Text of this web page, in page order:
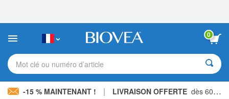
:
site
comprend
un
d'accessibilité.
0
Mot clé ou numéro d’article
-15 % MAINTENANT ! | LIVRAISON OFFERTE dès 60,00 € »